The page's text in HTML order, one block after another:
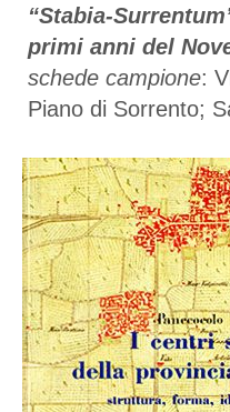
“Stabia-
primi anni del
schede campione:
Piano di Sorrento;